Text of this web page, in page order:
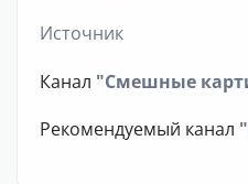
Источник
Канал "Смешные
Рекомендуемый канал